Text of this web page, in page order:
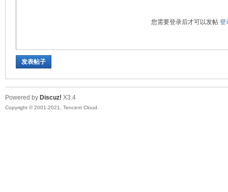
您需要登录后才可以发帖 登
发表帖子
Powered by Discuz! X3.4
Copyright © 2001-2021, Tencent Cloud.